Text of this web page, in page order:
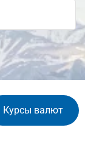
Курсы валют